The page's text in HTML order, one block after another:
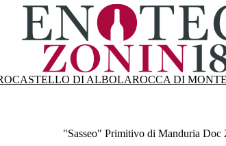
CASTELLO DI ALBOLAROCCA DI
"Sasseo" Primitivo di Manduria Doc